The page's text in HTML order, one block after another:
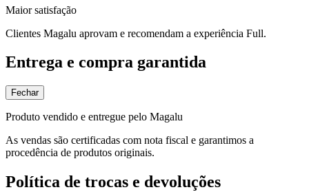
Maior satisfação
Clientes Magalu aprovam e recomendam a experiência Full.
Entrega e compra garantida
Fechar
Produto vendido e entregue pelo Magalu
As vendas são certificadas com nota fiscal e garantimos a
procedência de produtos originais.
Política de trocas e devoluções